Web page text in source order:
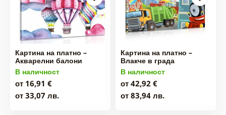
Картина на платно –
Акварелни балони
В наличност
от 16,91 €
от 33,07 лв.
Картина на платно –
Влакче в града
В наличност
от 42,92 €
от 83,94 лв.